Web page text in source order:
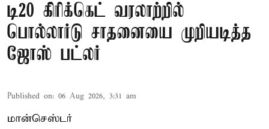
டி20 கிரிக்கெட் வரலாற்றில்
பொல்லார்டு சாதனையை முறியடித்த
ஜோஸ் பட்லர்
Published on: 06 Aug 2026, 3:31 am
மான்செஸ்டர்